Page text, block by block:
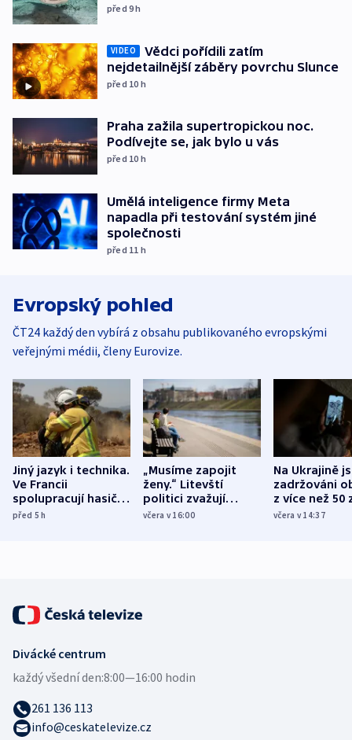
před 9h
VIDEO
Vědci pořídili zatím
nejdetailnější záběry povrchu Slunce
před 10 h
Praha zažila supertropickou noc.
Podívejte se, jak bylo u vás
před 10 h
Umělá inteligence firmy Meta
napadla při testování systém jiné
společnosti
před 11 h
Evropský pohled
ČT24 každý den vybírá z obsahu publikovaného evropskými
veřejnými médii, členy Eurovize.
Jiný jazyk i technika.
Ve Francii
spolupracují hasiči z
různých zemí
před 5h
„Musíme zapojit
ženy.“ Litevští
politici zvažují
dohodu o
včera v 16:00
Na Ukrajině
zadržováni
z více než 50
Bojovali na
včera v 14:37
Divácké centrum
každý všední den:8:00—16:00 hodin
261 136 113
info@ceskatelevize.cz